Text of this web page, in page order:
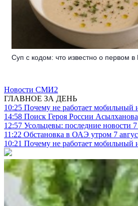
Суп с кодом: что известно о первом
Новости СМИ2
ГЛАВНОЕ ЗА ДЕНЬ
10:25 Почему не работает мобильный
14:58 Поиск Героя России
12:57 Усольцевы: последние новости
11:22 Обстановка в ОАЭ утром 7
10:21 Почему не работает мобильный